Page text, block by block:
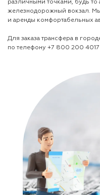
различными точками, будь то
железнодорожный вокзал.
и аренды комфортабельных
Для заказа трансфера в
по телефону +7 800 200 4017